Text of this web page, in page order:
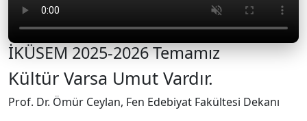
İKÜSEM 2025-2026 Temamız
Kültür Varsa Umut Vardır.
Prof. Dr. Ömür Ceylan, Fen Edebiyat Fakültesi Dekanı